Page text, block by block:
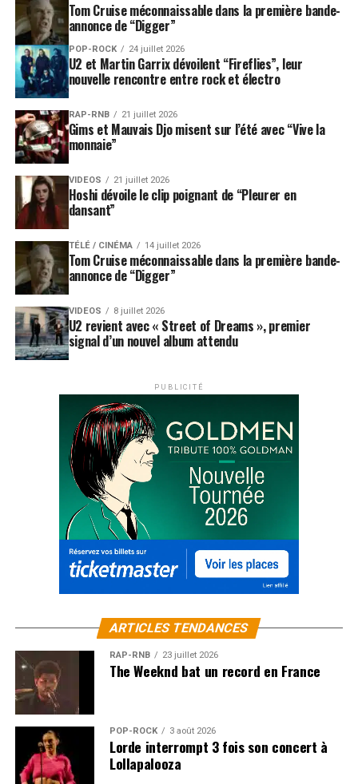
Tom Cruise méconnaissable dans la première bande-
annonce de “Digger”
POP-ROCK 24 juillet 2026
U2 et Martin Garrix dévoilent “Fireflies”, leur
nouvelle rencontre entre rock et électro
RAP-RNB 21 juillet 2026
Gims et Mauvais Djo misent sur l’été avec “Vive la
monnaie”
VIDEOS 21 juillet 2026
Hoshi dévoile le clip poignant de “Pleurer en
dansant”
TÉLÉ / CINÉMA 14 juillet 2026
Tom Cruise méconnaissable dans la première bande-
annonce de “Digger”
VIDEOS 8 juillet 2026
U2 revient avec « Street of Dreams », premier
signal d’un nouvel album attendu
PUBLICITÉ
ARTICLES TENDANCES
RAP-RNB 23 juillet 2026
The Weeknd bat un record en France
POP-ROCK 3 août 2026
Lorde interrompt 3 fois son concert à
Lollapalooza